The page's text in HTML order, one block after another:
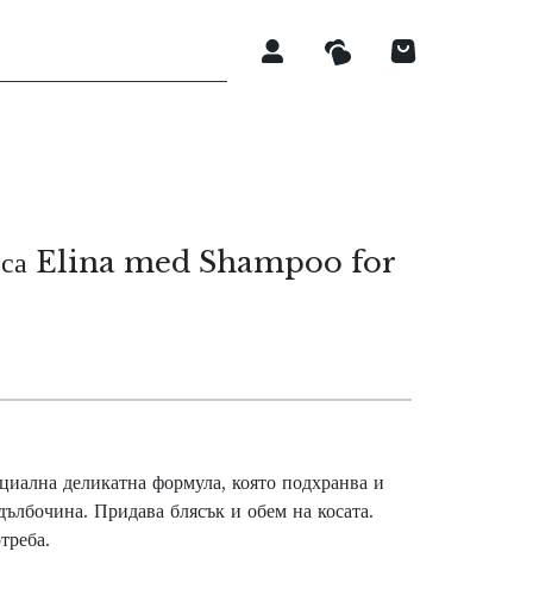
Elina med Shampoo for
деликатна формула, която подхранва и
Придава блясък и обем на косата.